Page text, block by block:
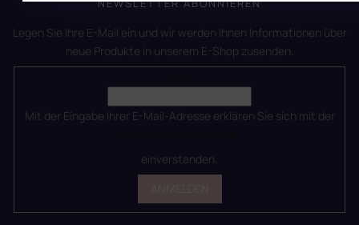
NEWSLETTER ABONNIEREN
Legen Sie Ihre E-Mail ein und wir werden Ihnen Informationen über
neue Produkte in unserem E-Shop zusenden.
Mit der Eingabe Ihrer E-Mail-Adresse erklären Sie sich mit der
einverstanden.